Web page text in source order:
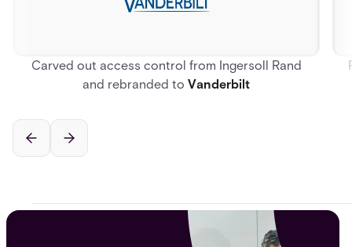
Carved out access control from Ingersoll Rand
and rebranded toVanderbilt